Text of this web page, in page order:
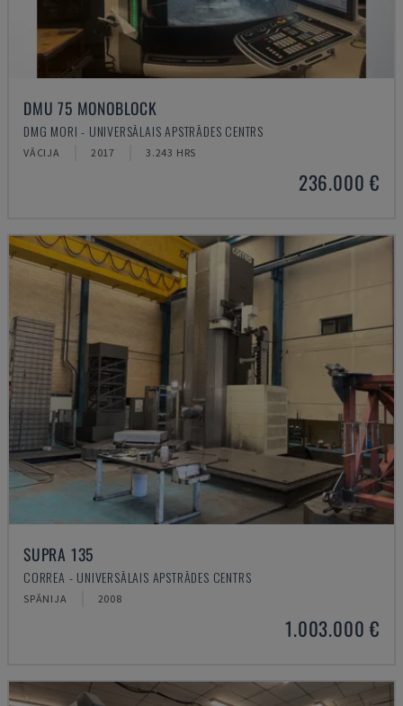
DMU 75 MONOBLOCK
DMG MORI - UNIVERSĀLAIS APSTRĀDES CENTRS
VĀCIJA 2017 3.243 HRS
236.000 €
SUPRA 135
CORREA - UNIVERSĀLAIS APSTRĀDES CENTRS
SPĀNIJA 2008
1.003.000 €